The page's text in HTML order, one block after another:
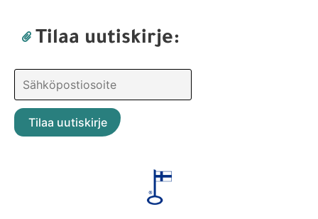
Tilaa uutiskirje: